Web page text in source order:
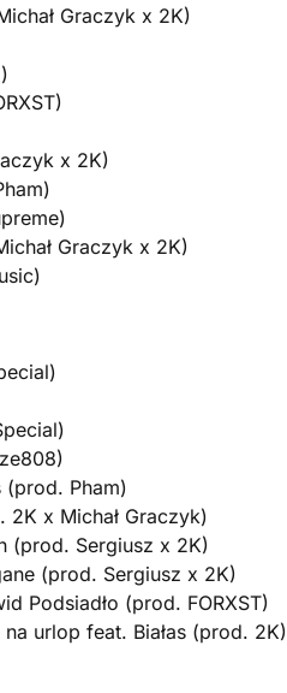
Graczyk x 2K)
x 2K)
Graczyk x 2K)
Pham)
2K x Michał Graczyk)
(prod. Sergiusz x 2K)
(prod. Sergiusz x 2K)
Podsiadło (prod. FORXST)
urlop feat. Białas (prod. 2K)